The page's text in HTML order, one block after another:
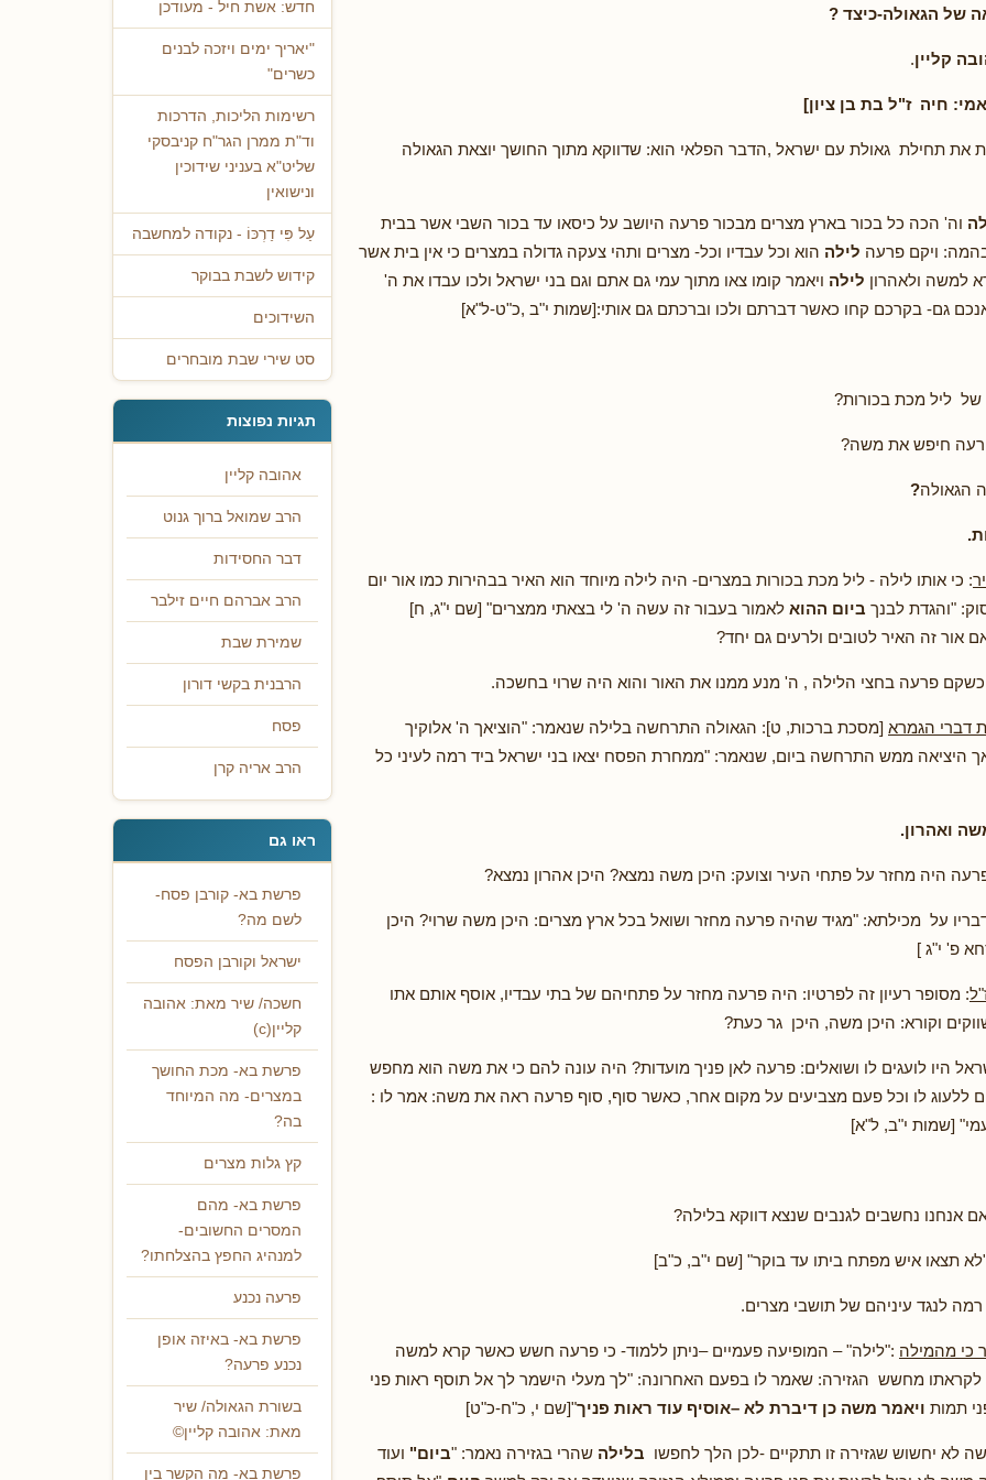
של הגאולה-כיצד ?
קליין.
חיה ז"ל בת בן ציון]
את תחילת גאולת עם ישראל ,הדבר הפלאי הוא: שדווקא מתוך החושך יוצאת הגאולה
וה' הכה כל בכור בארץ מצרים מבכור פרעה היושב על כיסאו עד בכור השבי אשר בבית
ויקם פרעה לילה הוא וכל עבדיו וכל- מצרים ותהי צעקה גדולה במצרים כי אין בית אשר
למשה ולאהרון לילה ויאמר קומו צאו מתוך עמי גם אתם וגם בני ישראל ולכו עבדו את ה'
גם- בקרכם קחו כאשר דברתם ולכו וברכתם גם אותי:[שמות י"ב ,כ"ט-ל"א]
ליל מכת בכורות?
חיפש את משה?
הגאולה?
: כי אותו לילה - ליל מכת בכורות במצרים- היה לילה מיוחד הוא האיר בבהירות כמו אור יום
"והגדת לבנך ביום ההוא לאמור בעבור זה עשה ה' לי בצאתי ממצרים" [שם י"ג, ח]
אור זה האיר לטובים ולרעים גם יחד?
פרעה בחצי הלילה , ה' מנע ממנו את האור והוא היה שרוי בחשכה.
דברי הגמרא [מסכת ברכות, ט]: הגאולה התרחשה בלילה שנאמר: "הוציאך ה' אלוקיך
היציאה ממש התרחשה ביום, שנאמר: "ממחרת הפסח יצאו בני ישראל ביד רמה לעיני כל
ואהרון.
היה מחזר על פתחי העיר וצועק: היכן משה נמצא? היכן אהרון נמצא?
על מכילתא: "מגיד שהיה פרעה מחזר ושואל בכל ארץ מצרים: היכן משה שרוי? היכן
פ' י"ג ]
: מסופר רעיון זה לפרטיו: היה פרעה מחזר על פתחיהם של בתי עבדיו, אוסף אותם אתו
וקורא: היכן משה, היכן גר כעת?
היו לועגים לו ושואלים: פרעה לאן פניך מועדות? היה עונה להם כי את משה הוא מחפש
ללעוג לו וכל פעם מצביעים על מקום אחר, כאשר סוף, סוף פרעה ראה את משה: אמר לו :
[שמות י"ב, ל"א]
אנחנו נחשבים לגנבים שנצא דווקא בלילה?
"לא תצאו איש מפתח ביתו עד בוקר" [שם י"ב, כ"ב]
רמה לנגד עיניהם של תושבי מצרים.
כי מהמילה :"לילה" – המופיעה פעמיים –ניתן ללמוד- כי פרעה חשש כאשר קרא למשה
מחשש הגזירה: שאמר לו בפעם האחרונה: "לך מעלי הישמר לך אל תוסף ראות פני
תמות ויאמר משה כן דיברת לא –אוסיף עוד ראות פניך"[שם י, כ"ח-כ"ט]
לא יחשוש שגזירה זו תתקיים -לכן הלך לחפשו בלילה שהרי בגזירה נאמר: "ביום" ועוד
חדש: אשת חיל - מעודכן
"יאריך ימים ויזכה לבנים
כשרים"
רשימות הליכות, הדרכות
וד"ת ממרן הגר"ח קניבסקי
שליט"א בעניני שידוכין
ונישואין
עַל פִּי דַרְכּוֹ - נקודה למחשבה
קידוש לשבת בבוקר
השידוכים
סט שירי שבת מובחרים
תגיות נפוצות
אהובה קליין
הרב שמואל ברוך גנוט
דבר החסידות
הרב אברהם חיים זילבר
שמירת שבת
הרבנית בקשי דורון
פסח
הרב אריה קרן
ראו גם
פרשת בא- קורבן פסח-
לשם מה?
ישראל וקורבן הפסח
חשכה/ שיר מאת: אהובה
קליין(c)
פרשת בא- מכת החושך
במצרים- מה המיוחד
בה?
קץ גלות מצרים
פרשת בא- מהם
המסרים החשובים-
למנהיג החפץ בהצלחתו?
פרעה נכנע
פרשת בא- באיזה אופן
נכנע פרעה?
בשורת הגאולה/ שיר
מאת: אהובה קליין©
פרשת בא- מה הקשר בין